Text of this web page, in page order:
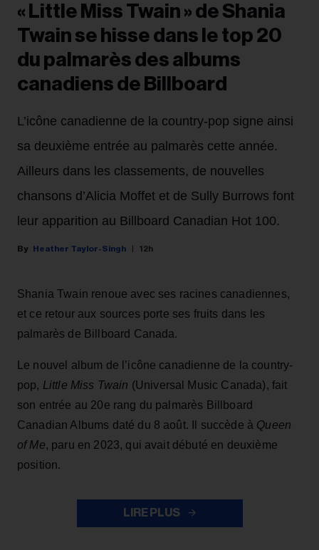
« Little Miss Twain » de Shania
Twain se hisse dans le top 20
du palmarès des albums
canadiens de Billboard
L’icône canadienne de la country-pop signe ainsi
sa deuxième entrée au palmarès cette année.
Ailleurs dans les classements, de nouvelles
chansons d’Alicia Moffet et de Sully Burrows font
leur apparition au Billboard Canadian Hot 100.
Heather Taylor-Singh 12h
Shania Twain renoue avec ses racines canadiennes,
et ce retour aux sources porte ses fruits dans les
palmarès de Billboard Canada.
Le nouvel album de l’icône canadienne de la country-
pop, Little Miss Twain (Universal Music Canada), fait
son entrée au 20e rang du palmarès Billboard
Canadian Albums daté du 8 août. Il succède à Queen
of Me, paru en 2023, qui avait débuté en deuxième
position.
LIRE PLUS